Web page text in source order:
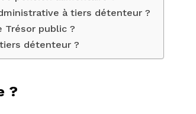
à tiers détenteur ?
Trésor public ?
détenteur ?
?